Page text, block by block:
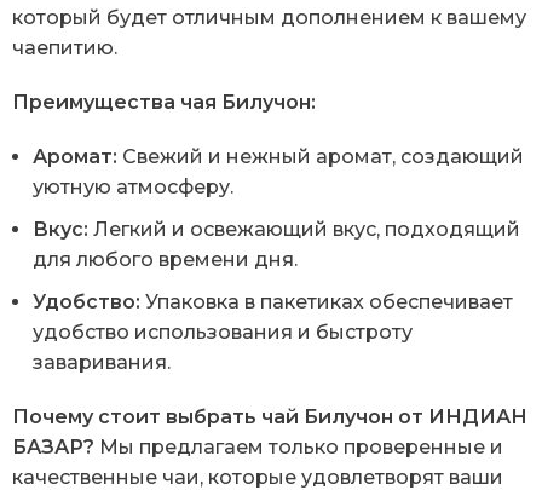
который будет отличным дополнением к вашему
чаепитию.
Преимущества чая Билучон:
Аромат: Свежий и нежный аромат, создающий
уютную атмосферу.
Вкус: Легкий и освежающий вкус, подходящий
для любого времени дня.
Удобство: Упаковка в пакетиках обеспечивает
удобство использования и быстроту
заваривания.
Почему стоит выбрать чай Билучон от ИНДИАН
БАЗАР? Мы предлагаем только проверенные и
качественные чаи, которые удовлетворят ваши